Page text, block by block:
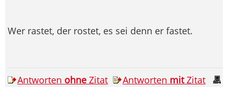
Wer rastet, der rostet, es sei denn er fastet.
Antworten ohne Zitat Antworten mitZitat